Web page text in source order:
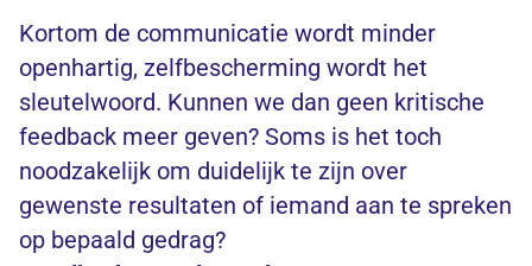
Kortom de communicatie wordt minder
openhartig, zelfbescherming wordt het
sleutelwoord. Kunnen we dan geen kritische
feedback meer geven? Soms is het toch
noodzakelijk om duidelijk te zijn over
gewenste resultaten of iemand aan te spreken
op bepaald gedrag?